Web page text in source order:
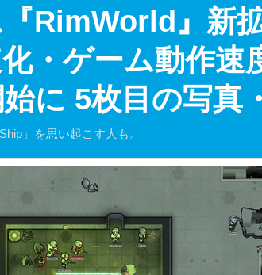
『RimWorld』新
・ゲーム動作速
に 5枚目の写真
」を思い起こす人も。